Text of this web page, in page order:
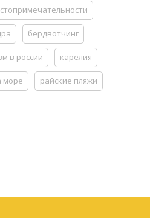
бёрдвотчинг
в россии карелия
море райские пляжи